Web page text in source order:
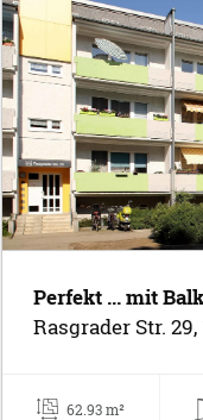
Perfekt ... mit
Rasgrader Str.
62.93 m²